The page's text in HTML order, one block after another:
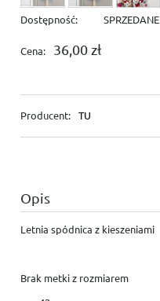
Dostępność: SPRZEDANE
Cena: 36,00 zł
Producent: TU
Opis
Letnia spódnica z kieszeniami
Brak metki z rozmiarem